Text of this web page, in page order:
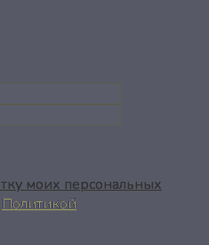
моих персональных
Политикой